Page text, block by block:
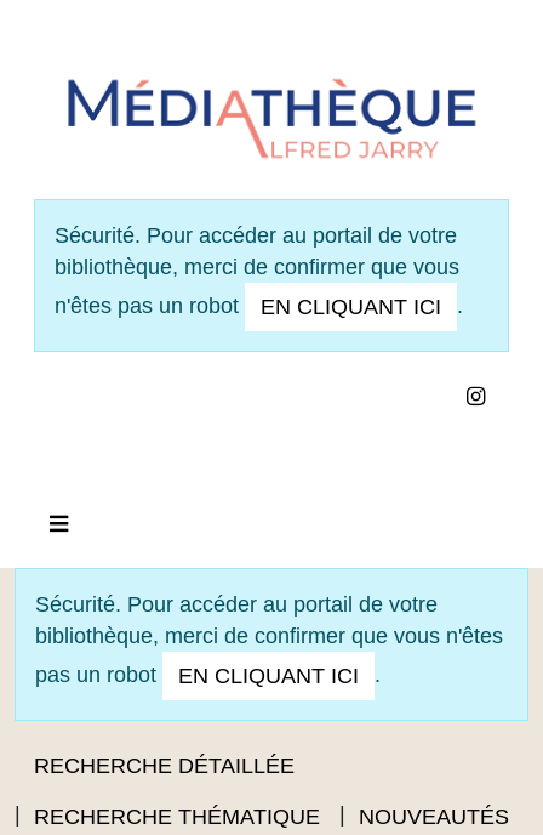
Sécurité. Pour accéder au portail de votre
bibliothèque, merci de confirmer que vous
n'êtes pas un robot
EN CLIQUANT ICI .
Sécurité. Pour accéder au portail de votre
bibliothèque, merci de confirmer que vous n'êtes
pas un robot
EN CLIQUANT ICI .
RECHERCHE DÉTAILLÉE
RECHERCHE THÉMATIQUE NOUVEAUTÉS